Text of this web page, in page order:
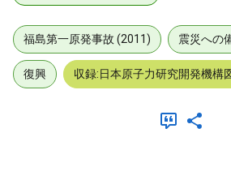
福島第一原発事故 (2011) 震災への
復興 収録:日本原子力研究開発機構